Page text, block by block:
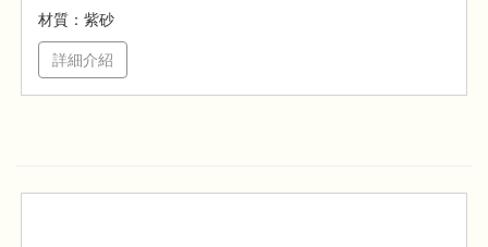
材質：紫砂
詳細介紹